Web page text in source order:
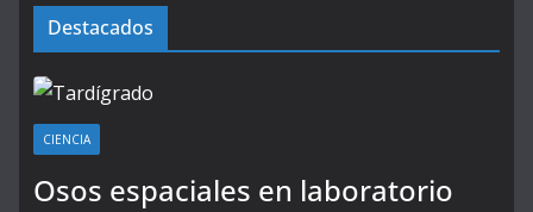
Destacados
CIENCIA
Osos espaciales en laboratorio